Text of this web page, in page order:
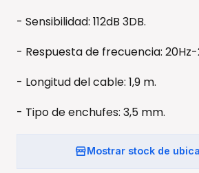
- Sensibilidad: 112dB 3DB.
- Respuesta de frecuencia: 20Hz-
- Longitud del cable: 1,9 m.
- Tipo de enchufes: 3,5 mm.
Mostrar stock de